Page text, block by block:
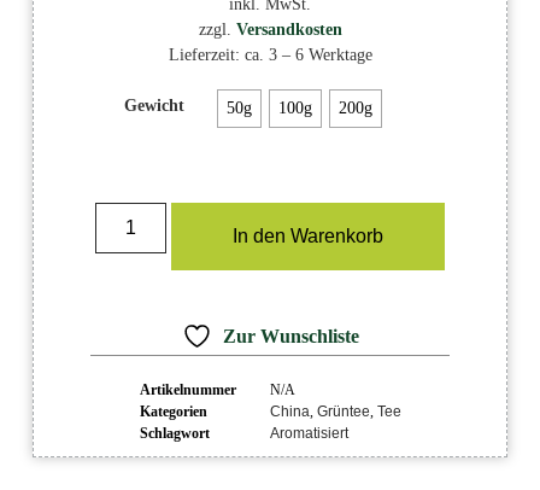
inkl. MwSt.
zzgl. Versandkosten
Lieferzeit: ca. 3 – 6 Werktage
Gewicht 50g 100g 200g
In den Warenkorb
Zur Wunschliste
Artikelnummer
N/A
Kategorien
China Grüntee Tee
Schlagwort
Aromatisiert